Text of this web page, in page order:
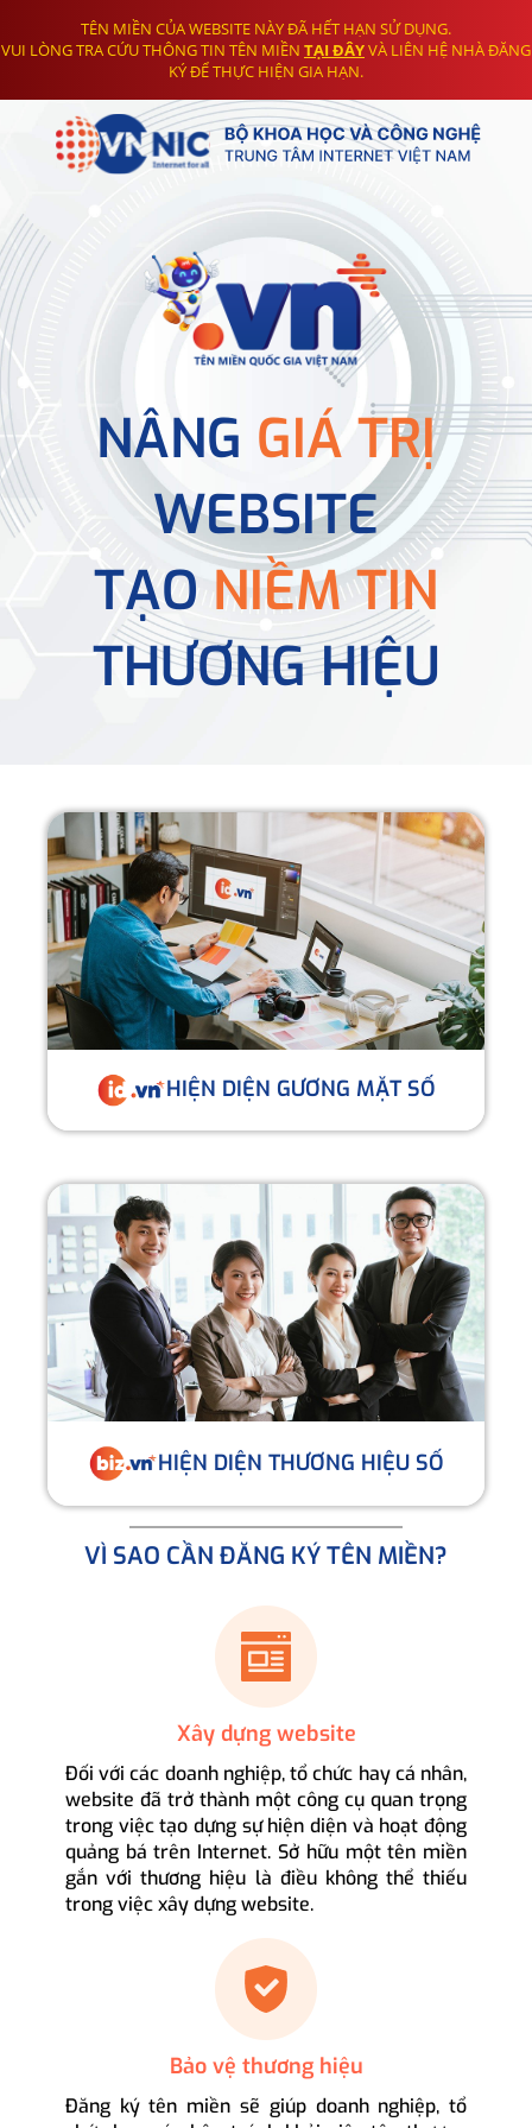
TÊN MIỀN CỦA WEBSITE NÀY ĐÃ HẾT HẠN SỬ DỤNG.
VUI LÒNG TRA CỨU THÔNG TIN TÊN MIỀN TẠI ĐÂYVÀ LIÊN HỆ NHÀ ĐĂNG
KÝ ĐỂ THỰC HIỆN GIA HẠN.
NÂNG GIÁ TRỊ
WEBSITE
TẠONIỀM TIN
THƯƠNG HIỆU
HIỆN DIỆN GƯƠNG MẶT SỐ
HIỆN DIỆN THƯƠNG HIỆU SỐ
VÌ SAO CẦN ĐĂNG KÝ TÊN MIỀN?
Xây dựng website
Đối với các doanh nghiệp, tổ chức hay cá nhân,
website đã trở thành một công cụ quan trọng
trong việc tạo dựng sự hiện diện và hoạt động
quảng bá trên Internet. Sở hữu một tên miền
gắn với thương hiệu là điều không thể thiếu
trong việc xây dựng website.
Bảo vệ thương hiệu
Đăng ký tên miền sẽ giúp doanh nghiệp, tổ